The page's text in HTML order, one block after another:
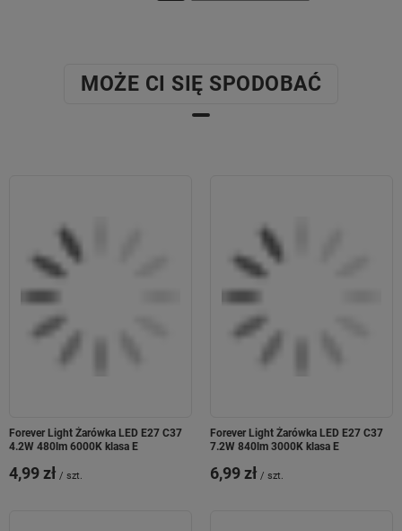
MOŻE CI SIĘ SPODOBAĆ
Forever Light Żarówka LED E27 C37
4.2W 480lm 6000K klasa E
4,99 zł / szt.
Forever Light Żarówka LED E27 C37
7.2W 840lm 3000K klasa E
6,99 zł / szt.